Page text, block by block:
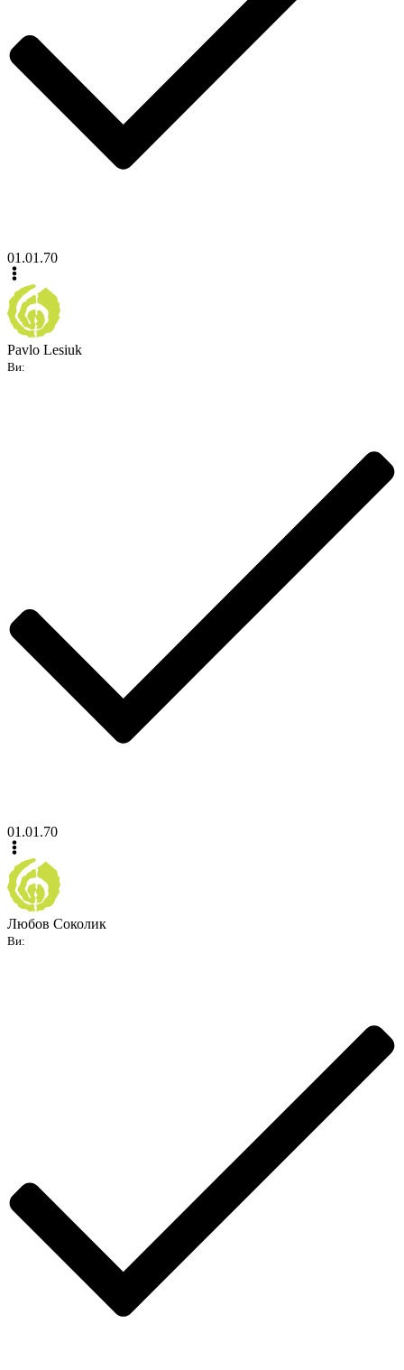
01.01.70
Pavlo Lesiuk
Ви:
01.01.70
Любов Соколик
Ви: